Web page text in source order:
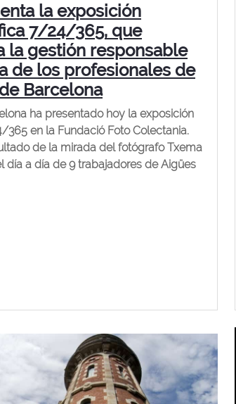
la exposición
7/24/365, que
la gestión responsable
de los profesionales de
Barcelona
ha presentado hoy la exposición
en la Fundació Foto Colectania.
de la mirada del fotógrafo Txema
día a día de 9 trabajadores de Aigües